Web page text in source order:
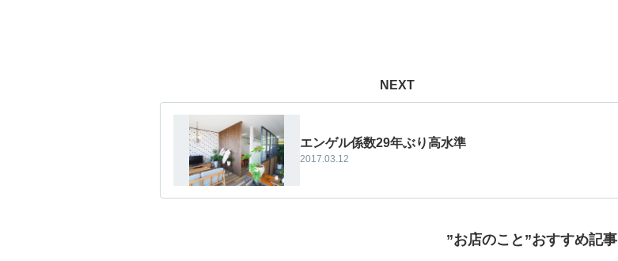
NEXT
エンゲル係数29年ぶり高水準
2017.03.12
”お店のこと”おすすめ記事